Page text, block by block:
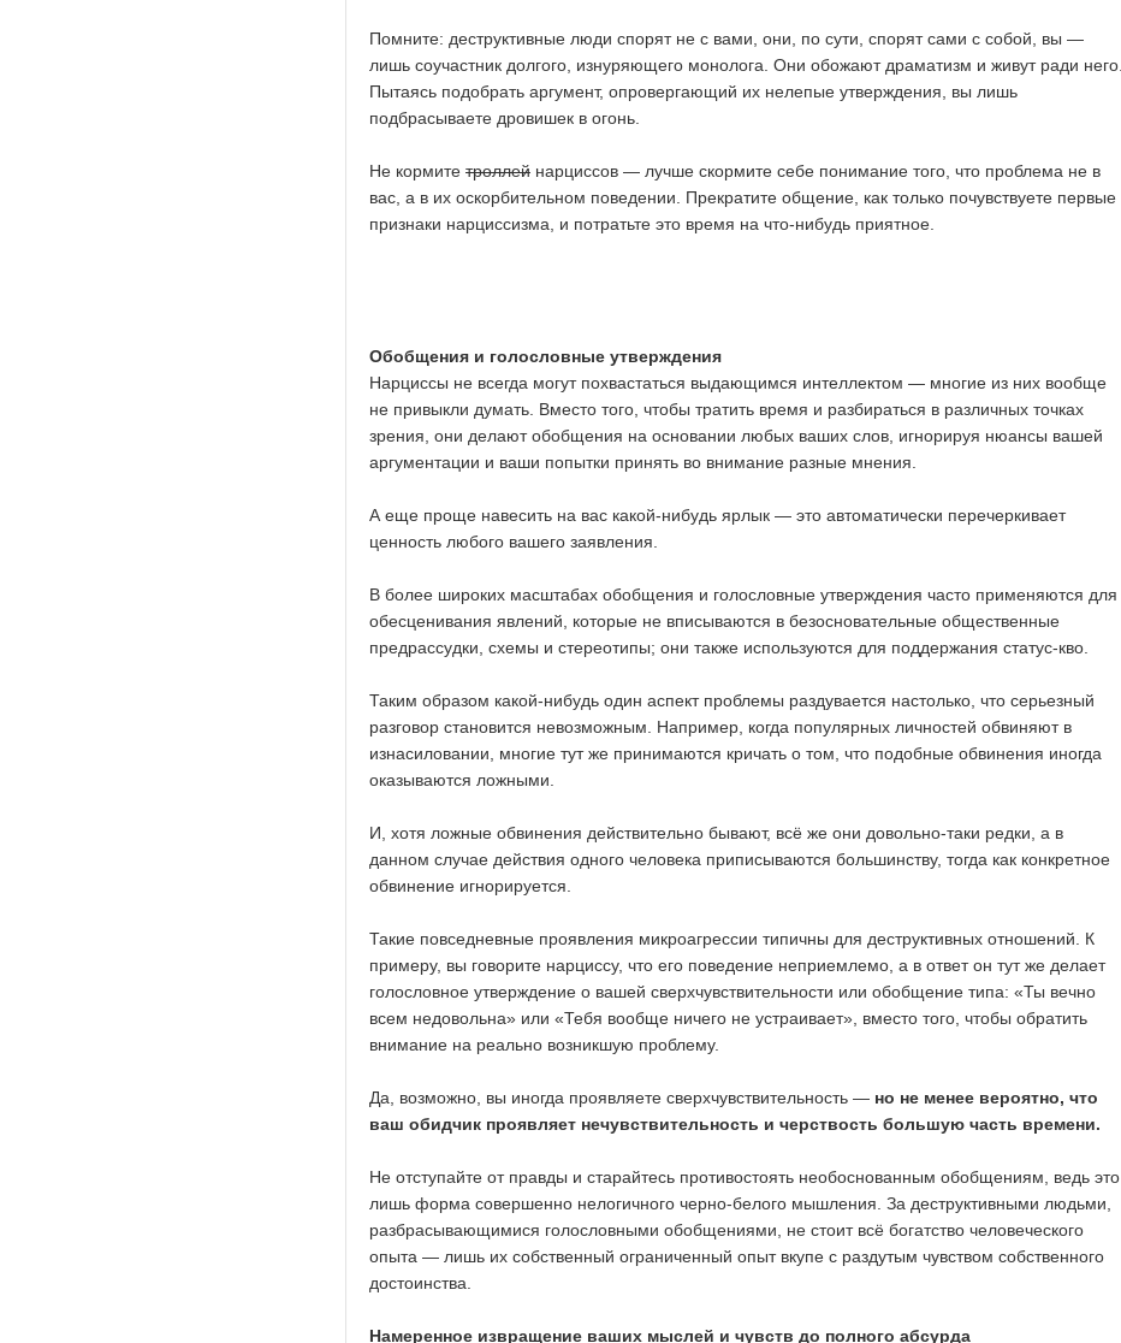
Помните: деструктивные люди спорят не с вами, они, по сути, спорят сами с собой, вы —
лишь соучастник долгого, изнуряющего монолога. Они обожают драматизм и живут ради него.
Пытаясь подобрать аргумент, опровергающий их нелепые утверждения, вы лишь
подбрасываете дровишек в огонь.
Не кормите троллей нарциссов — лучше скормите себе понимание того, что проблема не в
вас, а в их оскорбительном поведении. Прекратите общение, как только почувствуете первые
признаки нарциссизма, и потратьте это время на что-нибудь приятное.
Обобщения и голословные утверждения
Нарциссы не всегда могут похвастаться выдающимся интеллектом — многие из них вообще
не привыкли думать. Вместо того, чтобы тратить время и разбираться в различных точках
зрения, они делают обобщения на основании любых ваших слов, игнорируя нюансы вашей
аргументации и ваши попытки принять во внимание разные мнения.
А еще проще навесить на вас какой-нибудь ярлык — это автоматически перечеркивает
ценность любого вашего заявления.
В более широких масштабах обобщения и голословные утверждения часто применяются для
обесценивания явлений, которые не вписываются в безосновательные общественные
предрассудки, схемы и стереотипы; они также используются для поддержания статус-кво.
Таким образом какой-нибудь один аспект проблемы раздувается настолько, что серьезный
разговор становится невозможным. Например, когда популярных личностей обвиняют в
изнасиловании, многие тут же принимаются кричать о том, что подобные обвинения иногда
оказываются ложными.
И, хотя ложные обвинения действительно бывают, всё же они довольно-таки редки, а в
данном случае действия одного человека приписываются большинству, тогда как конкретное
обвинение игнорируется.
Такие повседневные проявления микроагрессии типичны для деструктивных отношений. К
примеру, вы говорите нарциссу, что его поведение неприемлемо, а в ответ он тут же делает
голословное утверждение о вашей сверхчувствительности или обобщение типа: «Ты вечно
всем недовольна» или «Тебя вообще ничего не устраивает», вместо того, чтобы обратить
внимание на реально возникшую проблему.
Да, возможно, вы иногда проявляете сверхчувствительность — но не менее вероятно, что
ваш обидчик проявляет нечувствительность и черствость большую часть времени.
Не отступайте от правды и старайтесь противостоять необоснованным обобщениям, ведь это
лишь форма совершенно нелогичного черно-белого мышления. За деструктивными людьми,
разбрасывающимися голословными обобщениями, не стоит всё богатство человеческого
опыта — лишь их собственный ограниченный опыт вкупе с раздутым чувством собственного
достоинства.
Намеренное извращение ваших мыслей и чувств до полного абсурда